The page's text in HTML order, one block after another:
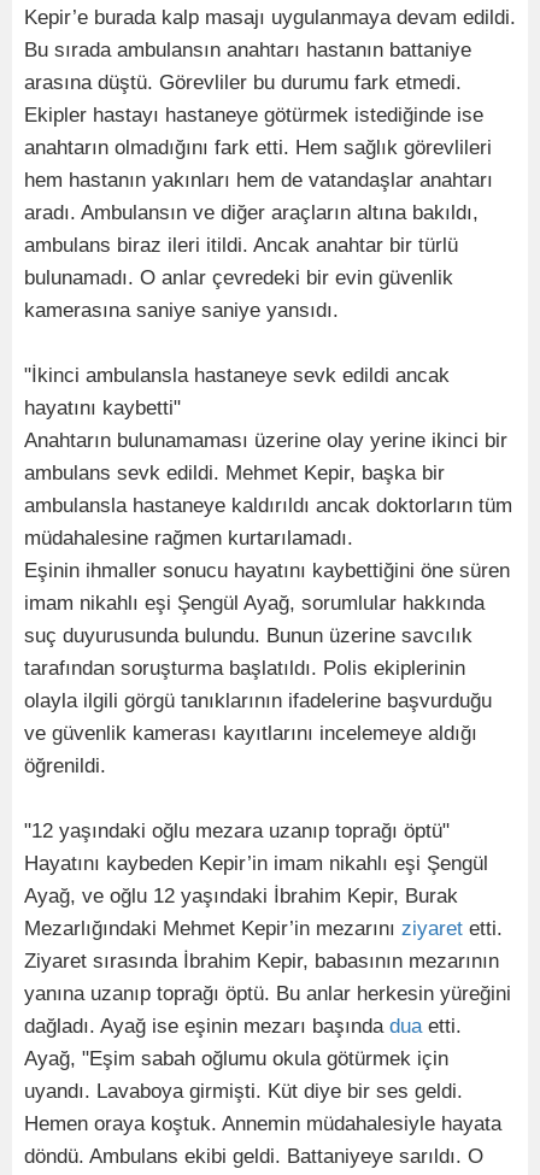
Kepir’e burada kalp masajı uygulanmaya devam edildi.
Bu sırada ambulansın anahtarı hastanın battaniye
arasına düştü. Görevliler bu durumu fark etmedi.
Ekipler hastayı hastaneye götürmek istediğinde ise
anahtarın olmadığını fark etti. Hem sağlık görevlileri
hem hastanın yakınları hem de vatandaşlar anahtarı
aradı. Ambulansın ve diğer araçların altına bakıldı,
ambulans biraz ileri itildi. Ancak anahtar bir türlü
bulunamadı. O anlar çevredeki bir evin güvenlik
kamerasına saniye saniye yansıdı.
"İkinci ambulansla hastaneye sevk edildi ancak
hayatını kaybetti"
Anahtarın bulunamaması üzerine olay yerine ikinci bir
ambulans sevk edildi. Mehmet Kepir, başka bir
ambulansla hastaneye kaldırıldı ancak doktorların tüm
müdahalesine rağmen kurtarılamadı.
Eşinin ihmaller sonucu hayatını kaybettiğini öne süren
imam nikahlı eşi Şengül Ayağ, sorumlular hakkında
suç duyurusunda bulundu. Bunun üzerine savcılık
tarafından soruşturma başlatıldı. Polis ekiplerinin
olayla ilgili görgü tanıklarının ifadelerine başvurduğu
ve güvenlik kamerası kayıtlarını incelemeye aldığı
öğrenildi.
"12 yaşındaki oğlu mezara uzanıp toprağı öptü"
Hayatını kaybeden Kepir’in imam nikahlı eşi Şengül
Ayağ, ve oğlu 12 yaşındaki İbrahim Kepir, Burak
Mezarlığındaki Mehmet Kepir’in mezarını ziyaret etti.
Ziyaret sırasında İbrahim Kepir, babasının mezarının
yanına uzanıp toprağı öptü. Bu anlar herkesin yüreğini
dağladı. Ayağ ise eşinin mezarı başında duaetti.
Ayağ, "Eşim sabah oğlumu okula götürmek için
uyandı. Lavaboya girmişti. Küt diye bir ses geldi.
Hemen oraya koştuk. Annemin müdahalesiyle hayata
döndü. Ambulans ekibi geldi. Battaniyeye sarıldı. O